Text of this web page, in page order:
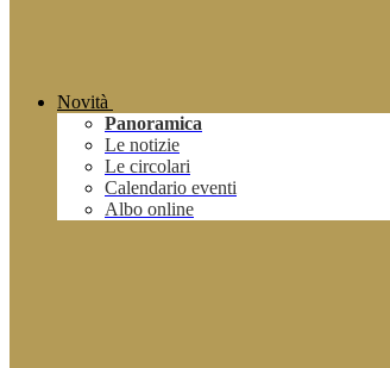
Novità
Panoramica
Le notizie
Le circolari
Calendario eventi
Albo online